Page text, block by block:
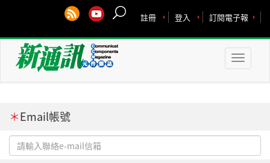
訂閱電子報
登入
註冊
Toggle
＊Email帳號